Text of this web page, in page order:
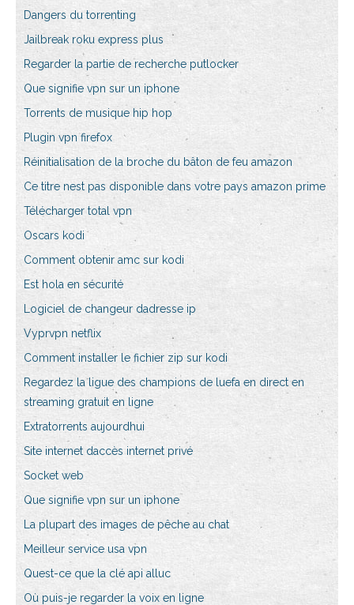
Dangers du torrenting
Jailbreak roku express plus
Regarder la partie de recherche putlocker
Que signifie vpn sur un iphone
Torrents de musique hip hop
Plugin vpn firefox
Réinitialisation de la broche du bâton de feu amazon
Ce titre nest pas disponible dans votre pays amazon prime
Télécharger total vpn
Oscars kodi
Comment obtenir amc sur kodi
Est hola en sécurité
Logiciel de changeur dadresse ip
Vyprvpn netflix
Comment installer le fichier zip sur kodi
Regardez la ligue des champions de luefa en direct en
streaming gratuit en ligne
Extratorrents aujourdhui
Site internet daccès internet privé
Socket web
Que signifie vpn sur un iphone
La plupart des images de pêche au chat
Meilleur service usa vpn
Quest-ce que la clé api alluc
Où puis-je regarder la voix en ligne